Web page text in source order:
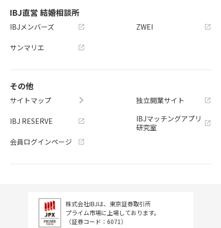
IBJ直営 結婚相談所
IBJメンバーズ
サンマリエ
ZWEI
その他
サイトマップ
IBJ RESERVE
会員ログインページ
独立開業サイト
IBJマッチングアプリ
研究室
株式会社IBJは、東京証券取引所
プライム市場に上場しております。
（証券コード：6071）